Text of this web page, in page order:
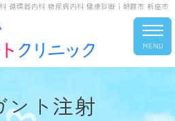
循環器内科 糖尿病内科 健康診断｜朝霞市 新座市
MENU
ント注射